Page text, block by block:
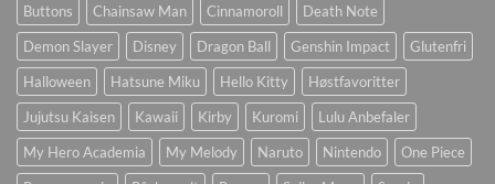
Buttons
Chainsaw Man Cinnamoroll
Death Note
Demon Slayer
Disney Dragon Ball Genshin Impact
Glutenfri
Halloween
Hatsune Miku Hello Kitty
Høstfavoritter
Jujutsu Kaisen
Kawaii Kirby Kuromi
Lulu Anbefaler
My Hero Academia
My Melody Naruto Nintendo
One Piece